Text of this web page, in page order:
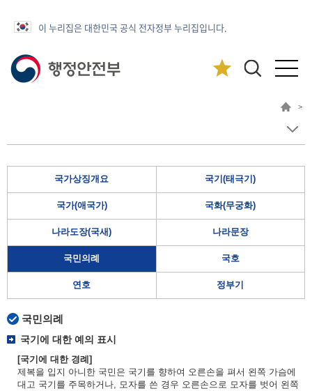
이 누리집은 대한민국 공식 전자정부 누리집입니다.
>
국가상징개요 국기(태극기)
국가(애국가) 국화(무궁화)
나라도장(국새) 나라문장
국민의례 국호
연호 정부기
국민의례
국기에 대한 예의 표시
[국기에 대한 경례]
제복을 입지 아니한 국민은 국기를 향하여 오른손을 펴서 왼쪽 가슴에
대고 국기를 주목하거나, 모자를 쓴 경우 오른손으로 모자를 벗어 왼쪽